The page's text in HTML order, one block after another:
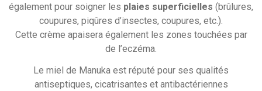
également pour soigner les plaies superficielles (brûlures,
coupures, piqûres d’insectes, coupures, etc.).
Cette crème apaisera également les zones touchées par
de l’eczéma.
Le miel de Manuka est réputé pour ses qualités
antiseptiques, cicatrisantes et antibactériennes